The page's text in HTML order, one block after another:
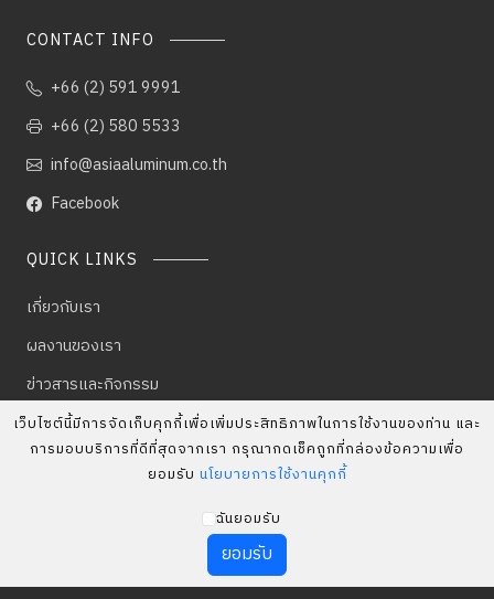
CONTACT INFO
+66 (2) 591 9991
+66 (2) 580 5533
info@asiaaluminum.co.th
Facebook
QUICK LINKS
เกี่ยวกับเรา
ผลงานของเรา
ข่าวสารและกิจกรรม
ร่วมงานกับเรา
ติดต่อเรา
© Copyright 2023 ASIA ALUMINUM AND GLASS CO.,LTD. All
rights reserved.
เว็บไซต์นี้มีการจัดเก็บคุกกี้เพื่อเพิ่มประสิทธิภาพในการใช้งานของท่าน และ
การมอบบริการที่ดีที่สุดจากเรา กรุณากดเช็คถูกที่กล่องข้อความเพื่อ
ยอมรับ นโยบายการใช้งานคุกกี้
ฉันยอมรับ
ยอมรับ